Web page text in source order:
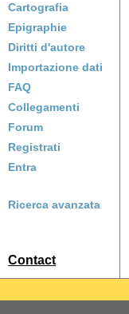
Cartografia
Epigraphie
Diritti d'autore
Importazione dati
FAQ
Collegamenti
Forum
Registrati
Entra
Ricerca avanzata
Contact